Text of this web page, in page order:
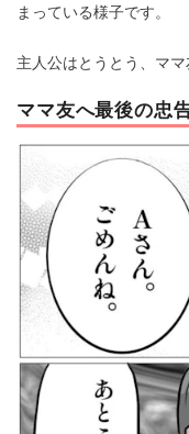
まっている様子です。
主人公はとうとう、ママ
ママ友へ最後の忠